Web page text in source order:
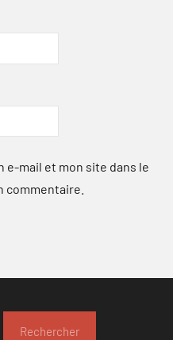
e-mail et mon site dans le
commentaire.
Rechercher